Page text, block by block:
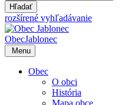
Hľadať
rozšírené vyhľadávanie
ObecJablonec
Menu
Obec
O obci
História
Mapa obce